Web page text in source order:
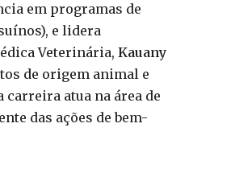
em programas de
e lidera
Veterinária, Kauany
de origem animal e
carreira atua na área de
das ações de bem-